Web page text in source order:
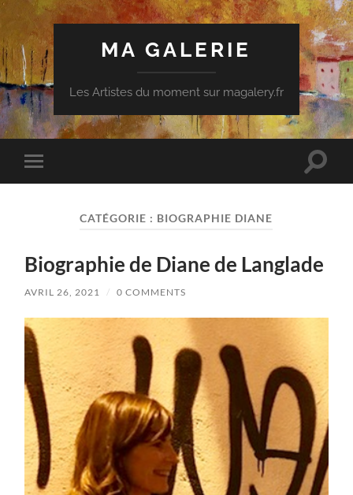
MA GALERIE
Les Artistes du moment sur magalery.fr
Toggle
mobile
Toggle
CATÉGORIE : BIOGRAPHIE DIANE
Biographie de Diane de Langlade
AVRIL 26, 2021 / 0 COMMENTS